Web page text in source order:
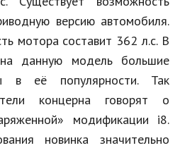
версию автомобиля.
мотора составит 362 л.с. В
данную модель большие
в её популярности. Так
концерна говорят о
модификации i8.
новинка значительно